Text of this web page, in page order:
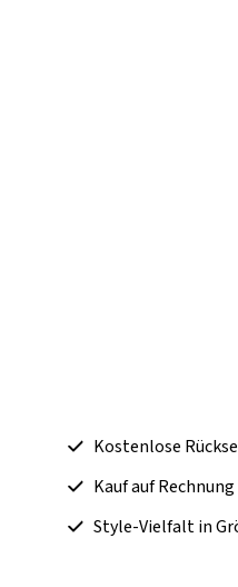
Kostenlose
Kauf auf
Style-Vielfalt in